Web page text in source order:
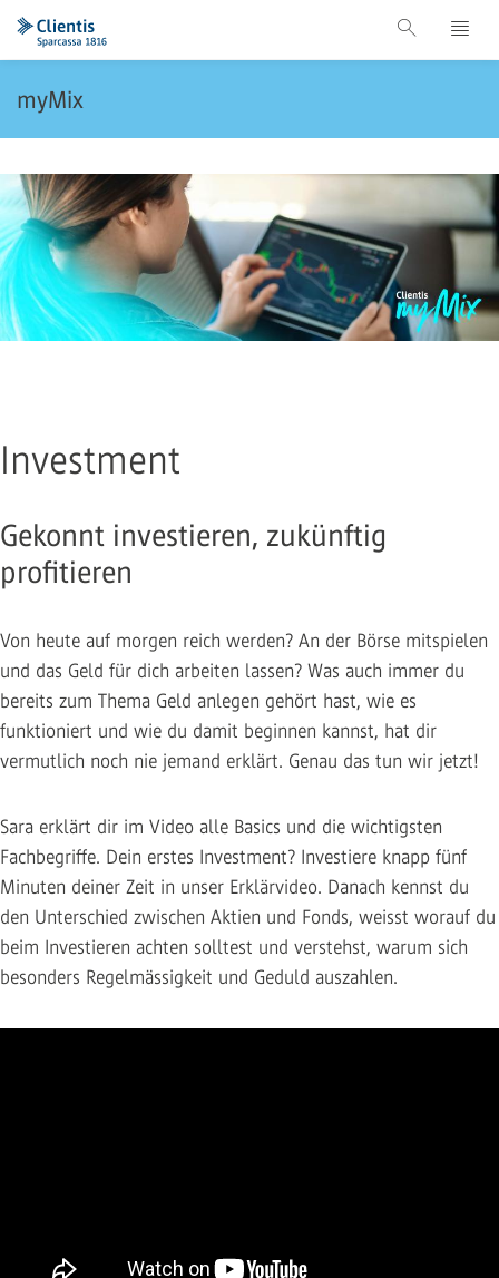
myMix
Investment
Gekonnt investieren, zukünftig
profitieren
Von heute auf morgen reich werden? An der Börse mitspielen
und das Geld für dich arbeiten lassen? Was auch immer du
bereits zum Thema Geld anlegen gehört hast, wie es
funktioniert und wie du damit beginnen kannst, hat dir
vermutlich noch nie jemand erklärt. Genau das tun wir jetzt!
Sara erklärt dir im Video alle Basics und die wichtigsten
Fachbegriffe. Dein erstes Investment? Investiere knapp fünf
Minuten deiner Zeit in unser Erklärvideo. Danach kennst du
den Unterschied zwischen Aktien und Fonds, weisst worauf du
beim Investieren achten solltest und verstehst, warum sich
besonders Regelmässigkeit und Geduld auszahlen.